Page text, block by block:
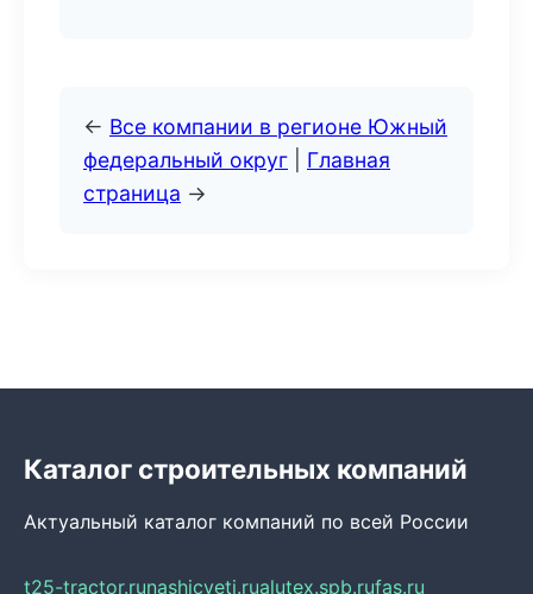
← Все компании в регионе Южный
федеральный округ
Главная
страница →
Каталог строительных компаний
Актуальный каталог компаний по всей России
t25-tractor.runashicveti.rualutex.spb.rufas.ru